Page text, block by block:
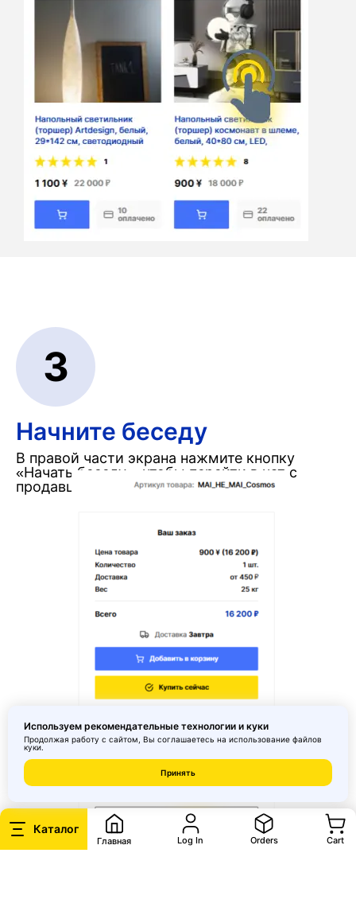
Каталог
Главная Log In Orders Cart
3
Начните беседу
В правой части экрана нажмите кнопку
«Начать беседу», чтобы перейти в чат с
продавцом.
Используем рекомендательные технологии и куки
Продолжая работу с сайтом, Вы соглашаетесь на использование файлов
куки.
Принять